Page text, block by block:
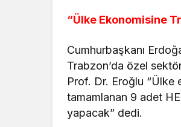
“Ülke Ekonomisine
Cumhurbaşkanı
Trabzon’da özel
Prof. Dr. Eroğlu “Ülke
tamamlanan 9 adet
yapacak” dedi.